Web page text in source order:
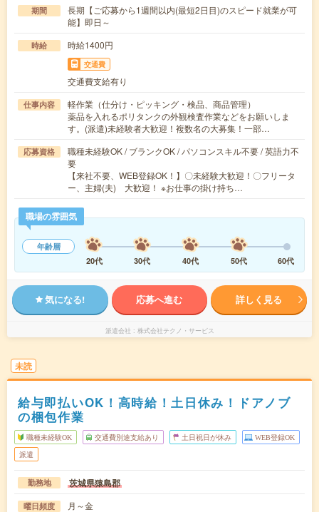
期間
長期【ご応募から1週間以内(最短2日目)のスピード就業が可
能】即日～
時給 時給1400円
交通費
交通費支給有り
仕事内容
軽作業（仕分け・ピッキング・検品、商品管理）
薬品を入れるポリタンクの外観検査作業などをお願いしま
す。(派遣)未経験者大歓迎！複数名の大募集！一部…
応募資格
職種未経験OK / ブランクOK / パソコンスキル不要 / 英語力不
要
【来社不要、WEB登録OK！】〇未経験大歓迎！〇フリータ
ー、主婦(夫) 大歓迎！ ※お仕事の掛け持ち…
職場の雰囲気
年齢層
20代
30代 40代 50代 60代
気になる! 応募へ進む 詳しく見る
派遣会社 株式会社テクノ・サービス
未読
給与即払いOK！高時給！土日休み！ドアノブ
の梱包作業
職種未経験OK 交通費別途支給あり 土日祝日が休み WEB登録OK
派遣
勤務地 茨城県猿島郡
曜日頻度 月～金